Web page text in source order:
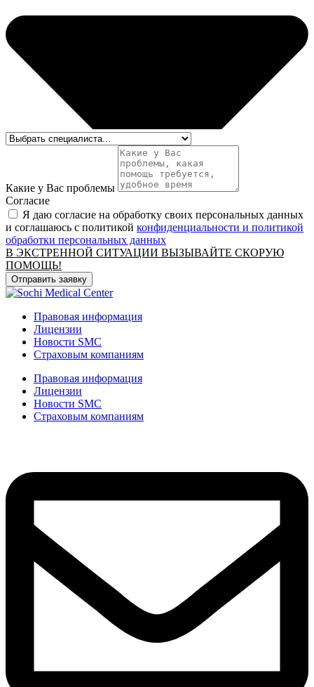
Какие у Вас проблемы
Согласие
Я даю согласие на обработку своих персональных данных
и соглашаюсь с политикой конфиденциальности и политикой
обработки персональных данных
В ЭКСТРЕННОЙ СИТУАЦИИ ВЫЗЫВАЙТЕ СКОРУЮ
ПОМОЩЬ!
Отправить заявку
Правовая информация
Лицензии
Новости SMC
Страховым компаниям
Правовая информация
Лицензии
Новости SMC
Страховым компаниям